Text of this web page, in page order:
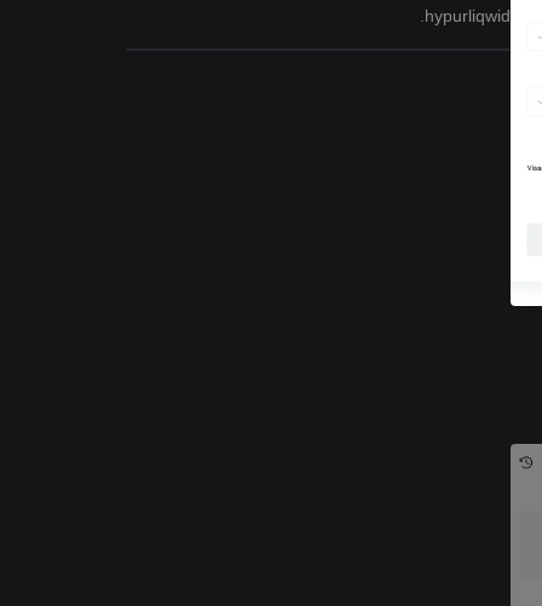
hypurliqwid.